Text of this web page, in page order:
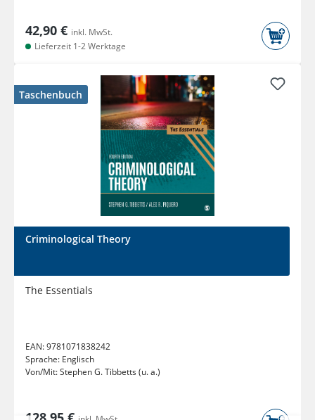
42,90 € inkl. MwSt.
Lieferzeit 1-2 Werktage
Taschenbuch
Criminological Theory
The Essentials
EAN:9781071838242
Sprache: Englisch
Von/Mit:Stephen G. Tibbetts (u. a.)